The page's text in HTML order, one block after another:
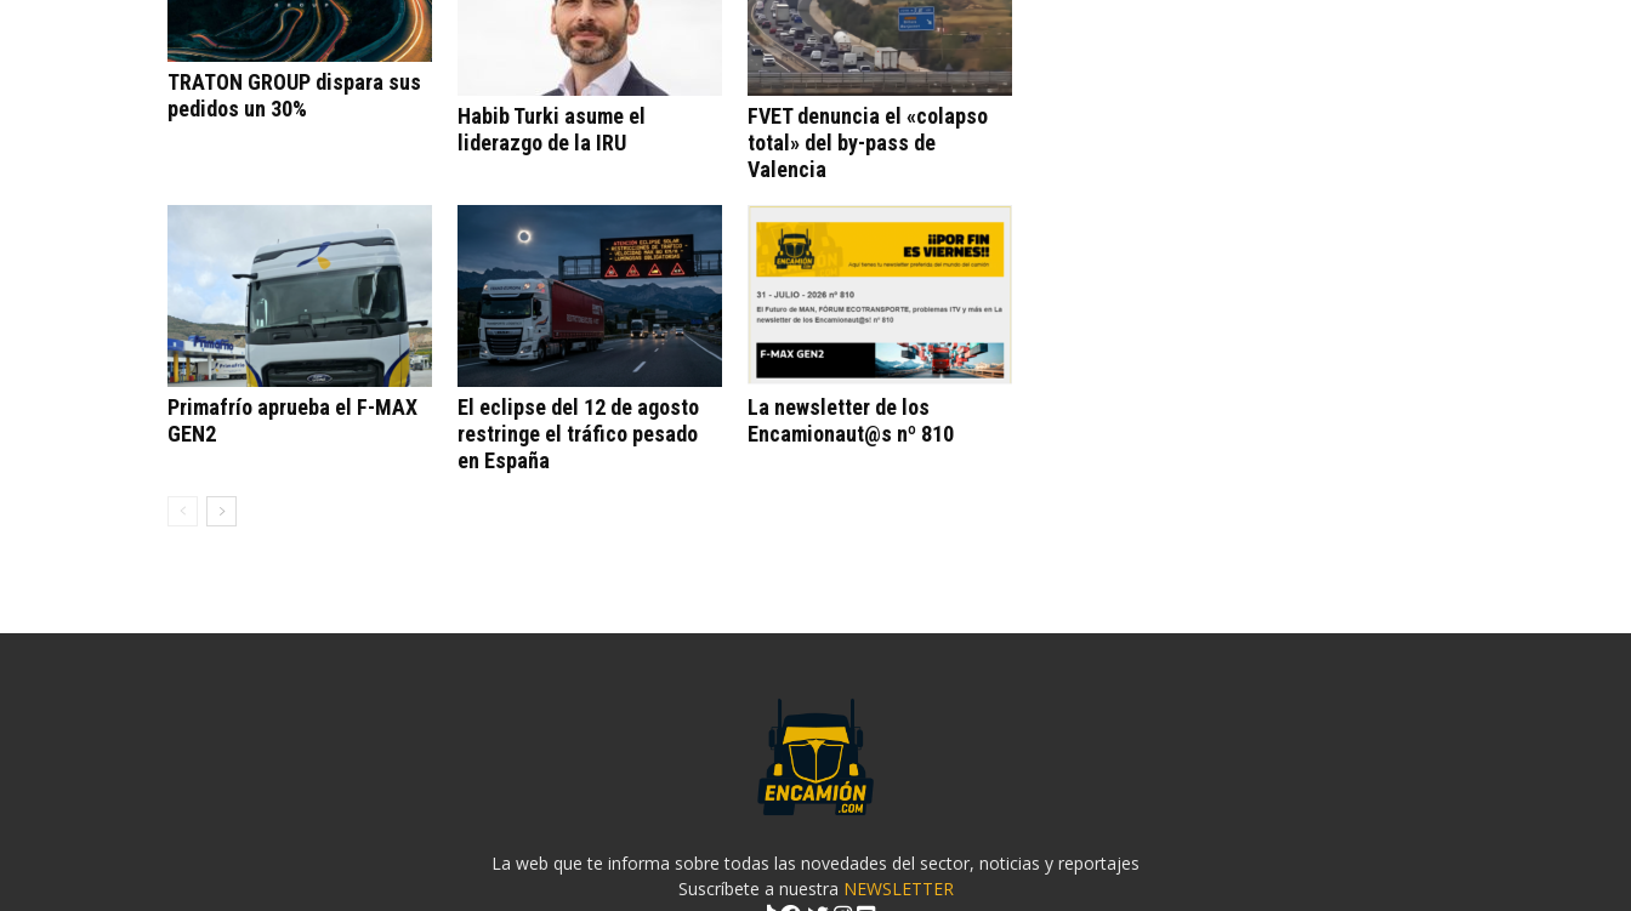
TRATON GROUP dispara sus
pedidos un 30%
Habib Turki asume el
liderazgo de la IRU
FVET denuncia el «colapso
total» del by-pass de
Valencia
Primafrío aprueba el F-MAX
GEN2
El eclipse del 12 de agosto
restringe el tráfico pesado
en España
La newsletter de los
Encamionaut@s nº 810
La web que te informa sobre todas las novedades del sector, noticias y reportajes
Suscríbete a nuestra NEWSLETTER